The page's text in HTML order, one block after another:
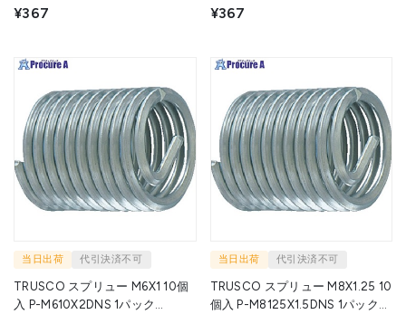
▼258-7939
¥367 ▼258-7963
¥367
当日出荷 代引決済不可
TRUSCO スプリュー M6X1 10個
入 P-M610X2DNS 1パック
当日出荷 代引決済不可
TRUSCO スプリュー M8X1.25 10
個入 P-M8125X1.5DNS 1パック